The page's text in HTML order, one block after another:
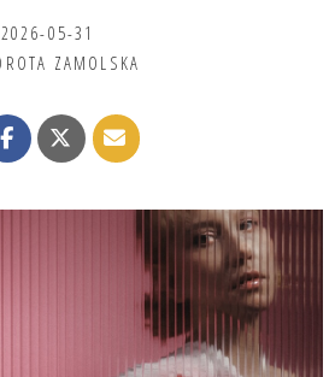
2026-05-31
ZAMOLSKA